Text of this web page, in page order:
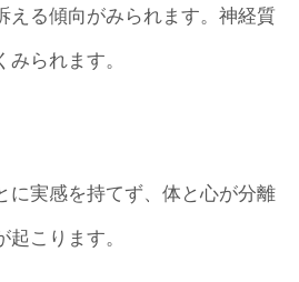
える傾向がみられます。神経質
られます。
に実感を持てず、体と心が分離
起こります。